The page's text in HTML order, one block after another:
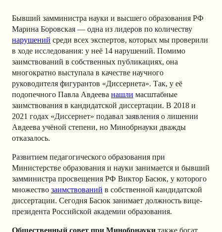
Бывший замминистра науки и высшего образования РФ
Марина Боровская — одна из лидеров по количеству
нарушений среди всех экспертов, которых мы проверили
в ходе исследования: у неё 14 нарушений. Помимо
заимствований в собственных публикациях, она
многократно выступала в качестве научного
руководителя фигурантов «Диссернета». Так, у её
подопечного Павла Авдеева нашли масштабные
заимствования в кандидатской диссертации. В 2018 и
2021 годах «Диссернет» подавал заявления о лишении
Авдеева учёной степени, но Минобрнауки дважды
отказалось.
Развитием педагогического образования при
Министерстве образования и науки занимается и бывший
замминистра просвещения РФ Виктор Басюк, у которого
множество заимствований в собственной кандидатской
диссертации. Сегодня Басюк занимает должность вице-
президента Российской академии образования.